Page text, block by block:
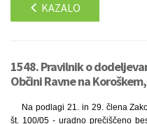
KAZALO
1548. Pravilnik o
Občini Ravne na
Na podlagi 21. in 29. člena
št. 100/05 - uradno prečiščeno